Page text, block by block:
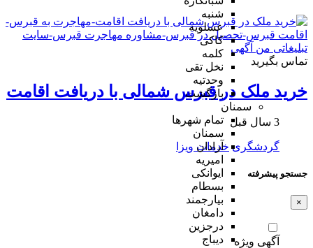
شنبه
عسلویه
کاکی
کلمه
نخل تقی
وحدتیه
بازگشت
سمنان
تمام شهر‌ها
سمنان
آرادان
امیریه
ایوانکی
بسطام
بیارجمند
دامغان
درجزین
دیباج
تماس بگیرید
خرید ملک در قبرس شمالی با دریافت اقامت
3 سال قبل
گردشگری خدمات ویزا
جستجو پیشرفته
×
آگهی ویژه